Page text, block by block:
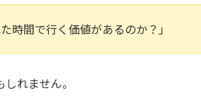
時間で行く価値があるのか？」
れません。